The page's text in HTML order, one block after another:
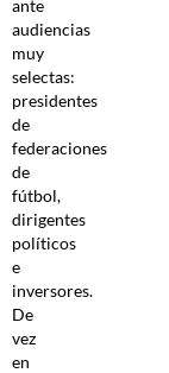
ante
audiencias
muy
selectas:
presidentes
de
federaciones
de
fútbol,
dirigentes
políticos
e
inversores.
De
vez
en